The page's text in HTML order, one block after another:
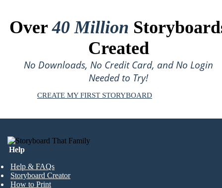
Over40 Million
Created
No Downloads, No Credit Card, and No Login
Needed to Try!
CREATE MY FIRST STORYBOARD
Help
Help & FAQs
Storyboard Creator
How to Print